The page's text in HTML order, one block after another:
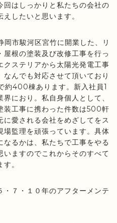
回はしっかりと私たちの会社の
したいと思います。
市駿河区宮竹に開業した、リ
根の塗装及び改修工事を行っ
クステリアから太陽光発電工事
んでも対応させて頂いており
約400棟あります。新入社員1
におり。私自身個人として、
装工事に携わった件数は500軒
愛される会社をめざしてをス
場監理を頑張っています。具体
るかは、私たちで工事をやる
いますのでこれからそのすべて
。
７・１０年のアフターメンテ